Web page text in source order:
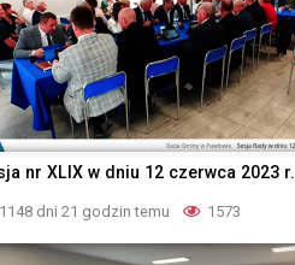
nr XLIX w dniu 12 czerwca 2023 r.
1148 dni 21 godzin temu 1573